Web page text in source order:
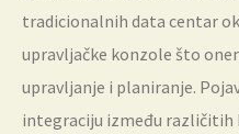
tradicionalnih data centar
upravljačke konzole što
upravljanje i planiranje.
integraciju između